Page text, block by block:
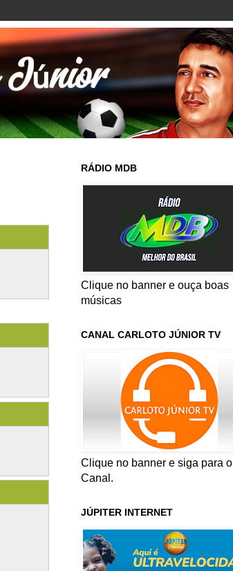
RÁDIO MDB
Clique no banner e ouça boas
músicas
CANAL CARLOTO JÚNIOR TV
Clique no banner e siga para o
Canal.
JÚPITER INTERNET